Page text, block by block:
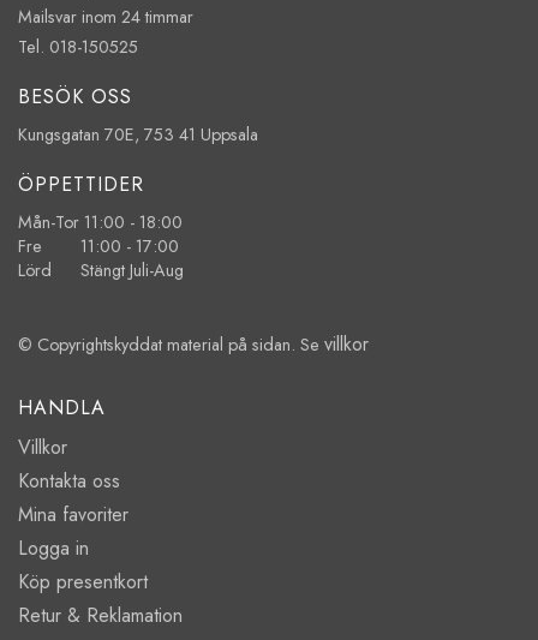
Mailsvar inom 24 timmar
Tel. 018-150525
BESÖK OSS
Kungsgatan 70E, 753 41 Uppsala
ÖPPETTIDER
Mån-Tor 11:00 - 18:00
Fre 11:00 - 17:00
Lörd Stängt Juli-Aug
© Copyrightskyddat material på sidan. Se villkor
HANDLA
Villkor
Kontakta oss
Mina favoriter
Logga in
Köp presentkort
Retur & Reklamation